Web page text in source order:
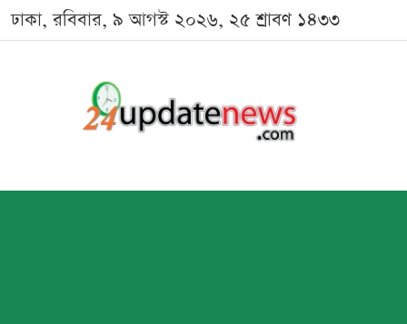
ঢাকা, রবিবার, ৯ আগস্ট ২০২৬, ২৫ শ্রাবণ ১৪৩৩